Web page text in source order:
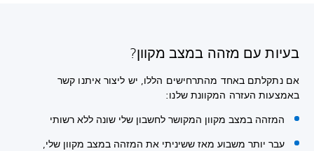
בעיות עם מזהה במצב מקוון?
אם נתקלתם באחד מהתרחישים הללו, יש ליצור איתנו קשר
באמצעות העזרה המקוונת שלנו:
המזהה במצב מקוון המקושר לחשבון שלי שונה ללא רשותי
עבר יותר משבוע מאז ששיניתי את המזהה במצב מקוון שלי,